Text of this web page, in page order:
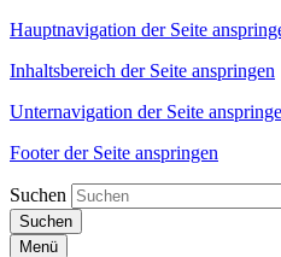
Hauptnavigation der Seite
Inhaltsbereich der Seite anspringen
Unternavigation der Seite
Footer der Seite anspringen
Suchen
Suchen
Menü